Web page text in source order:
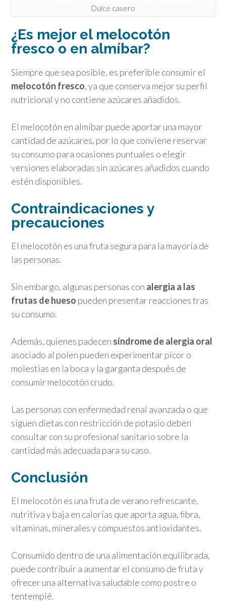
Dulce casero
¿Es mejor el melocotón
fresco o en almíbar?
Siempre que sea posible, es preferible consumir el
melocotón fresco, ya que conserva mejor su perfil
nutricional y no contiene azúcares añadidos.
El melocotón en almíbar puede aportar una mayor
cantidad de azúcares, por lo que conviene reservar
su consumo para ocasiones puntuales o elegir
versiones elaboradas sin azúcares añadidos cuando
estén disponibles.
Contraindicaciones y
precauciones
El melocotón es una fruta segura para la mayoría de
las personas.
Sin embargo, algunas personas con alergia a las
frutas de hueso pueden presentar reacciones tras
su consumo.
Además, quienes padecen síndrome de alergia oral
asociado al polen pueden experimentar picor o
molestias en la boca y la garganta después de
consumir melocotón crudo.
Las personas con enfermedad renal avanzada o que
siguen dietas con restricción de potasio deben
consultar con su profesional sanitario sobre la
cantidad más adecuada para su caso.
Conclusión
El melocotón es una fruta de verano refrescante,
nutritiva y baja en calorías que aporta agua, fibra,
vitaminas, minerales y compuestos antioxidantes.
Consumido dentro de una alimentación equilibrada,
puede contribuir a aumentar el consumo de fruta y
ofrecer una alternativa saludable como postre o
tentempié.